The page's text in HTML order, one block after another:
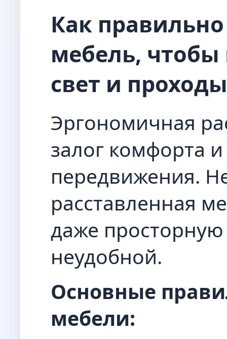
Как
мебель, чтобы
свет и проходы
Эргономичная
залог комфорта
передвижения.
расставленная
даже
неудобной.
Основные
мебели: